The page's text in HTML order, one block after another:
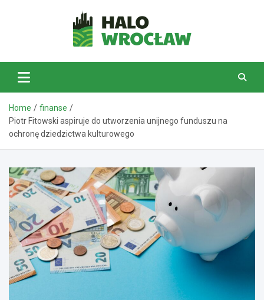
HaloWrocław.pl
Home
finanse
Piotr Fitowski aspiruje do utworzenia unijnego funduszu na
ochronę dziedzictwa kulturowego